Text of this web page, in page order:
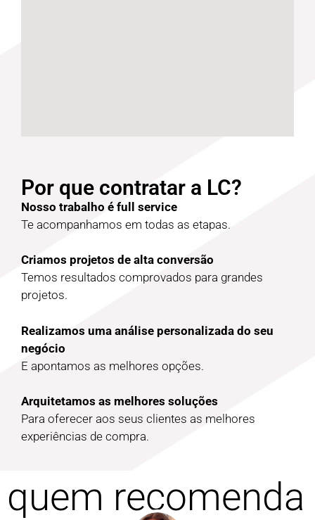
Por que contratar a LC?
Nosso trabalho é full service
Te acompanhamos em todas as etapas.
Criamos projetos de alta conversão
Temos resultados comprovados para grandes
projetos.
Realizamos uma análise personalizada do seu
negócio
E apontamos as melhores opções.
Arquitetamos as melhores soluções
Para oferecer aos seus clientes as melhores
experiências de compra.
quem recomenda